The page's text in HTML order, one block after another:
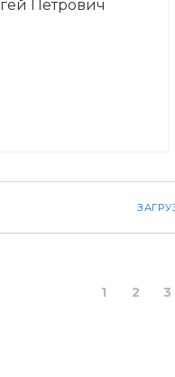
Петрович
1 2 3